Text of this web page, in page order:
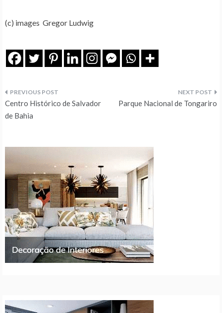
(c) images Gregor Ludwig
Navegação
de
artigos
Centro Histórico de Salvador
de Bahia
Parque Nacional de Tongariro